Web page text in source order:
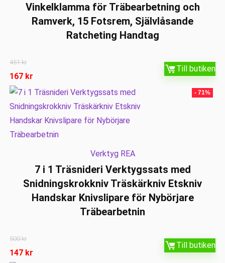
Vinkelklamma för Träbearbetning och
Ramverk, 15 Fotsrem, Självlåsande
Ratcheting Handtag
451kr
167 kr
Till butiken
- 71%
Verktyg REA
7 i 1 Träsnideri Verktygssats med
Snidningskrokkniv Träskärkniv Etskniv
Handskar Knivslipare för Nybörjare
Träbearbetnin
500kr
147 kr
Till butiken